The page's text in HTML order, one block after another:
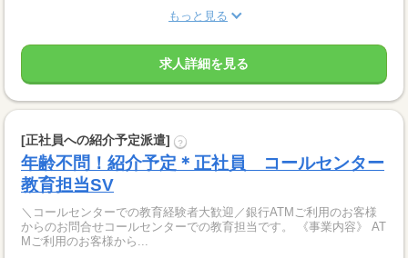
もっと見る
求人詳細を見る
[正社員への紹介予定派遣] ?
年齢不問！紹介予定＊正社員 コールセンター
教育担当SV
＼コールセンターでの教育経験者大歓迎／銀行ATMご利用のお客様
からのお問合せコールセンターでの教育担当です。 《事業内容》 AT
Mご利用のお客様から...